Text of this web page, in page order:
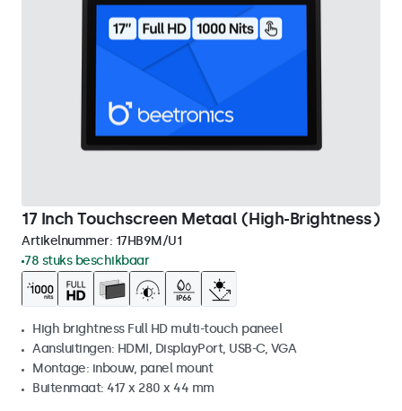
17 Inch Touchscreen Metaal (High-Brightness)
Artikelnummer: 17HB9M/U1
78 stuks beschikbaar
High brightness Full HD multi-touch paneel
Aansluitingen: HDMI, DisplayPort, USB-C, VGA
Montage: inbouw, panel mount
Buitenmaat: 417 x 280 x 44 mm